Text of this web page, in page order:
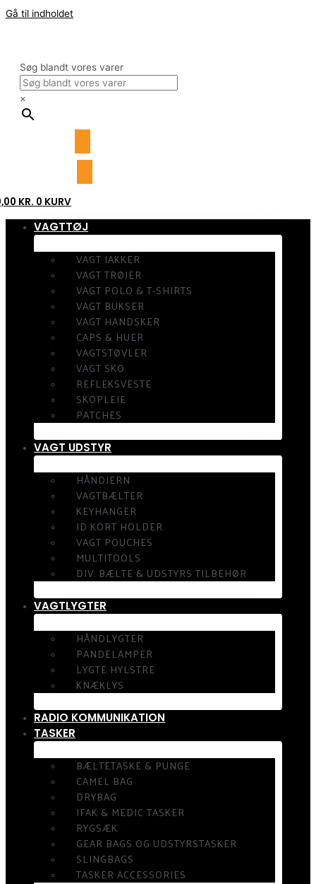
Gå til indholdet
Søg blandt vores varer
×
KR. 0 KURV
VAGTTØJ
VAGT JAKKER
VAGT TRØJER
VAGT POLO & T-SHIRTS
VAGT BUKSER
VAGT HANDSKER
CAPS & HUER
VAGTSTØVLER
VAGT SKO
REFLEKSVESTE
SKOPLEJE
PATCHES
VAGT UDSTYR
HÅNDJERN
VAGTBÆLTER
KEYHANGER
ID KORT HOLDER
VAGT POUCHES
MULTITOOLS
DIV. BÆLTE & UDSTYRS TILBEHØR
VAGTLYGTER
HÅNDLYGTER
PANDELAMPER
LYGTE HYLSTRE
KNÆKLYS
RADIO KOMMUNIKATION
TASKER
BÆLTETASKE & PUNGE
CAMEL BAG
DRYBAG
IFAK & MEDIC TASKER
RYGSÆK
GEAR BAGS OG UDSTYRSTASKER
SLINGBAGS
TASKER ACCESSORIES